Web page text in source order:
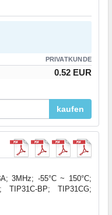
PRIVATKUNDE
0.52 EUR
kaufen
3MHz; -55°C ~ 150°C;
TIP31C-BP; TIP31CG;